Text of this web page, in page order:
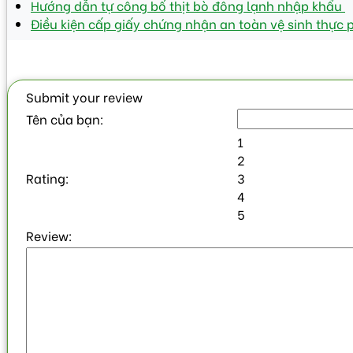
Hướng dẫn tự công bố thịt bò đông lạnh nhập khẩu
Điều kiện cấp giấy chứng nhận an toàn vệ sinh thực
Submit your review
Tên của bạn:
Rating:
1
2
3
4
5
Review: